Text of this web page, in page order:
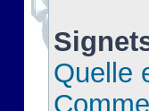
Quelle